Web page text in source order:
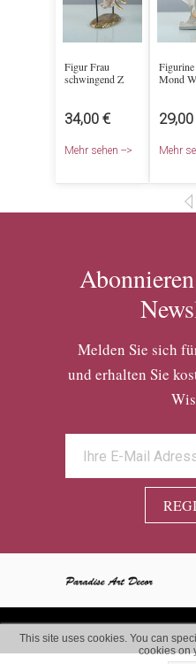
Melden Sie sich
und erhalten Sie
Figur Frau
schwingend Z
34,00 €
Mehr sehen -->
Figurine
Mond W
Mehr
This site uses cookies. You can
cookies on